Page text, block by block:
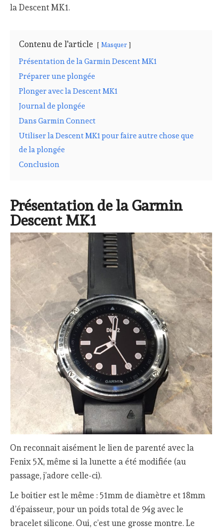
la Descent MK1.
Contenu de l'article Masquer
Présentation de la Garmin Descent MK1
Préparer une plongée
Plonger avec la Descent MK1
Journal de plongée
Dans Garmin Connect
Utiliser la Descent MK1 pour faire autre chose que
de la plongée
Conclusion
Présentation de la Garmin
Descent MK1
On reconnait aisément le lien de parenté avec la
Fenix 5X, même si la lunette a été modifiée (au
passage, j’adore celle-ci).
Le boitier est le même : 51mm de diamètre et 18mm
d’épaisseur, pour un poids total de 94g avec le
bracelet silicone. Oui, c’est une grosse montre. Le